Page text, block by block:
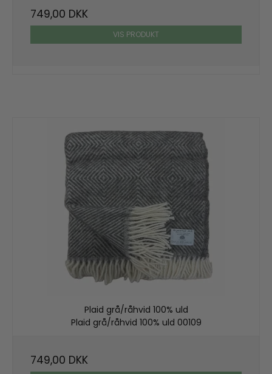
749,00 DKK
VIS PRODUKT
Plaid grå/råhvid 100% uld
Plaid grå/råhvid 100% uld 00109
749,00 DKK